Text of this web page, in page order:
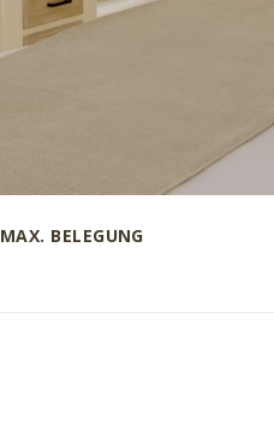
MAX. BELEGUNG